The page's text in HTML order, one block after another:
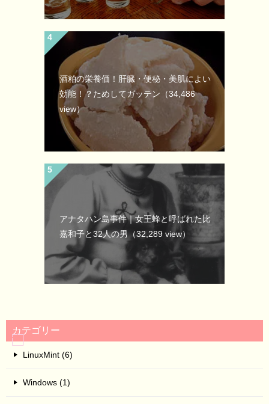
酒粕の栄養価！肝臓・便秘・美肌によい
効能！？ためしてガッテン （34,486
view）
アナタハン島事件｜女王蜂と呼ばれた比
嘉和子と32人の男（32,289 view）
カテゴリー
LinuxMint (6)
Windows (1)